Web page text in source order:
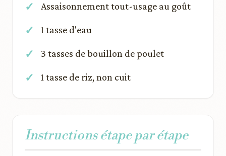
Assaisonnement tout-usage au goût
1 tasse d'eau
3 tasses de bouillon de poulet
1 tasse de riz, non cuit
Instructions étape par étape